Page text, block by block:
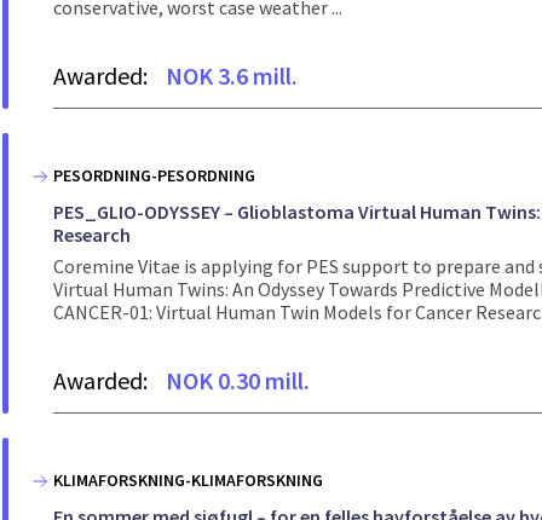
conservative, worst case weather ...
Awarded: NOK 3.6 mill.
PESORDNING-PESORDNING
PES_GLIO-ODYSSEY – Glioblastoma Virtual Human
Research
Coremine Vitae is applying for PES support to prepare
Virtual Human Twins: An Odyssey Towards Predictive
CANCER-01: Virtual Human Twin Models for Cancer
Awarded: NOK 0.30 mill.
KLIMAFORSKNING-KLIMAFORSKNING